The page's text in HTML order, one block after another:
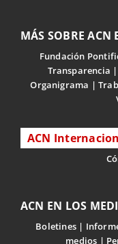
MÁS SOBRE ACN
Fundación
Transparencia
Organigrama
ACN
ACN EN LOS
Boletines
medios